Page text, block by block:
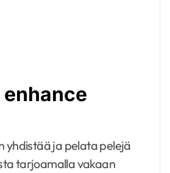
yhdistää ja pelata pelejä
tarjoamalla vakaan